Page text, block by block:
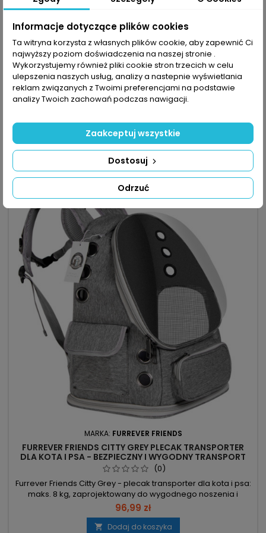
MARKA:FURREVER FRIENDS
FURREVER FRIENDS HAND CITTY GRAY - TRANSPORTER
DLA KOTA I PSA | BEZPIECZNY I LEKKI TRANSPORT
(0)
Furrever Friends Hand Citty Gray - transporter dla kota i psa,
sztywny i odporny na drapanie, przeznaczony dla zwierząt
odpowiedni na podróże. Udźwig do 8 kg – dla kotów, małych
psów i drobnych zwierząt. 2× otwierana klapa + otwierana
górna klapa – szybki dostęp i łatwe wyjmowanie zwierzaka.
Materiał...
 Dodaj do koszyka
W magazynie
MARKA: FURREVER FRIENDS
FURREVER FRIENDS CITTY GREY PLECAK TRANSPORTER
DLA KOTA I PSA - BEZPIECZNY I WYGODNY TRANSPORT
(0)
Furrever Friends Citty Grey - plecak transporter dla kota i psa:
maks. 8 kg, zaprojektowany do wygodnego noszenia i
bezpiecznego transportu pupila. Udźwig do 8 kg – dla kotów,
małych psów i innych zwierząt do 8 kg. Wymiary 40x27x40 cm
– określają dostępną przestrzeń wewnętrzną; kompaktowy
96,99 zł
 Dodaj do koszyka
favorite_border
Informacje dotyczące plików cookies
Ta witryna korzysta z własnych plików cookie, aby zapewnić Ci
najwyższy poziom doświadczenia na naszej stronie .
Wykorzystujemy również pliki cookie stron trzecich w celu
ulepszenia naszych usług, analizy a nastepnie wyświetlania
reklam związanych z Twoimi preferencjami na podstawie
analizy Twoich zachowań podczas nawigacji.
Odrzuć
Dostosuj
Zaakceptuj wszystkie